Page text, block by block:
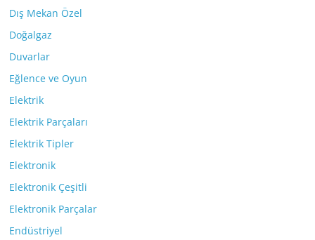
Dış Mekan Özel
Doğalgaz
Duvarlar
Eğlence ve Oyun
Elektrik
Elektrik Parçaları
Elektrik Tipler
Elektronik
Elektronik Çeşitli
Elektronik Parçalar
Endüstriyel